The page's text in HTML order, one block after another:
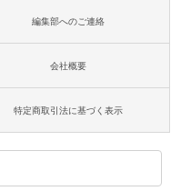
編集部へのご連絡
会社概要
特定商取引法に基づく表示